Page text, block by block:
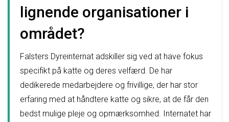
lignende organisationer i
området?
Falsters Dyreinternat adskiller sig ved at have fokus
specifikt på katte og deres velfærd. De har
dedikerede medarbejdere og frivillige, der har stor
erfaring med at håndtere katte og sikre, at de får den
bedst mulige pleje og opmærksomhed. Internatet har